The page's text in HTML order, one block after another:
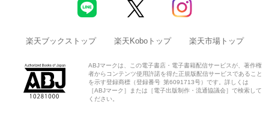
楽天ブックストップ 楽天Koboトップ 楽天市場トップ
ABJマークは、この電子書店・電子書籍配信サービスが、著作権
者からコンテンツ使用許諾を得た正規版配信サービスであること
を示す登録商標（登録番号 第6091713号）です。詳しくは
［ABJマーク］または［電子出版制作・流通協議会］で検索して
ください。